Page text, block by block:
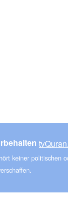
keiner politischen